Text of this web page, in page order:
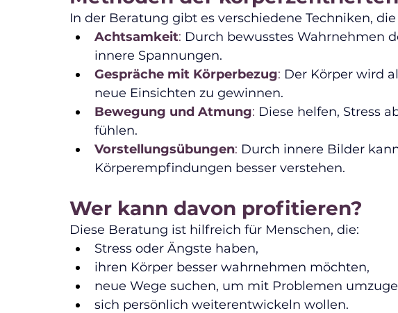
In der Beratung gibt es verschiedene Techniken,
Achtsamkeit: Durch bewusstes Wahrnehmen
innere Spannungen.
Gespräche mit Körperbezug: Der Körper wird
neue Einsichten zu gewinnen.
Bewegung und Atmung: Diese helfen, Stress
fühlen.
Vorstellungsübungen: Durch innere Bilder
Körperempfindungen besser verstehen.
Wer kann davon profitieren?
Diese Beratung ist hilfreich für Menschen, die:
Stress oder Ängste haben,
ihren Körper besser wahrnehmen möchten,
neue Wege suchen, um mit Problemen
sich persönlich weiterentwickeln wollen.